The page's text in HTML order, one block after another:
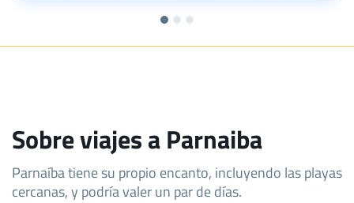
Sobre viajes a Parnaiba
Parnaíba tiene su propio encanto, incluyendo las playas
cercanas, y podría valer un par de días.